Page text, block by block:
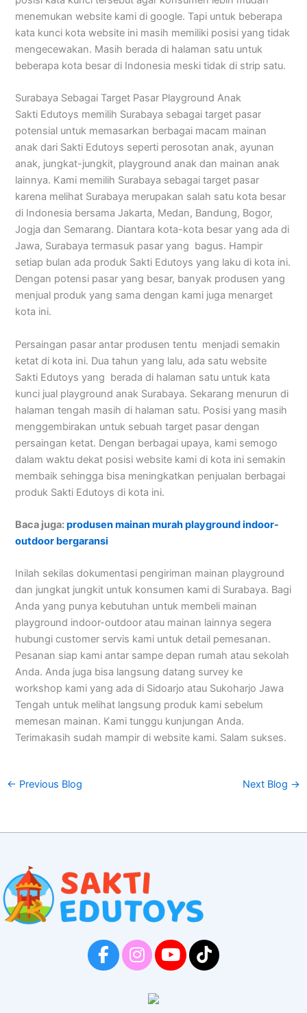
menemukan website kami di google. Tapi untuk beberapa
kata kunci kota website ini masih memiliki posisi yang tidak
mengecewakan. Masih berada di halaman satu untuk
beberapa kota besar di Indonesia meski tidak di strip satu.
Surabaya Sebagai Target Pasar Playground Anak
Sakti Edutoys memilih Surabaya sebagai target pasar
potensial untuk memasarkan berbagai macam mainan
anak dari Sakti Edutoys seperti perosotan anak, ayunan
anak, jungkat-jungkit, playground anak dan mainan anak
lainnya. Kami memilih Surabaya sebagai target pasar
karena melihat Surabaya merupakan salah satu kota besar
di Indonesia bersama Jakarta, Medan, Bandung, Bogor,
Jogja dan Semarang. Diantara kota-kota besar yang ada di
Jawa, Surabaya termasuk pasar yang bagus. Hampir
setiap bulan ada produk Sakti Edutoys yang laku di kota ini.
Dengan potensi pasar yang besar, banyak produsen yang
menjual produk yang sama dengan kami juga menarget
kota ini.
Persaingan pasar antar produsen tentu menjadi semakin
ketat di kota ini. Dua tahun yang lalu, ada satu website
Sakti Edutoys yang berada di halaman satu untuk kata
kunci jual playground anak Surabaya. Sekarang menurun di
halaman tengah masih di halaman satu. Posisi yang masih
menggembirakan untuk sebuah target pasar dengan
persaingan ketat. Dengan berbagai upaya, kami semogo
dalam waktu dekat posisi website kami di kota ini semakin
membaik sehingga bisa meningkatkan penjualan berbagai
produk Sakti Edutoys di kota ini.
Baca juga:produsen mainan murah playground indoor-
outdoor bergaransi
Inilah sekilas dokumentasi pengiriman mainan playground
dan jungkat jungkit untuk konsumen kami di Surabaya. Bagi
Anda yang punya kebutuhan untuk membeli mainan
playground indoor-outdoor atau mainan lainnya segera
hubungi customer servis kami untuk detail pemesanan.
Pesanan siap kami antar sampe depan rumah atau sekolah
Anda. Anda juga bisa langsung datang survey ke
workshop kami yang ada di Sidoarjo atau Sukoharjo Jawa
Tengah untuk melihat langsung produk kami sebelum
memesan mainan. Kami tunggu kunjungan Anda.
Terimakasih sudah mampir di website kami. Salam sukses.
← Previous Blog Next Blog →